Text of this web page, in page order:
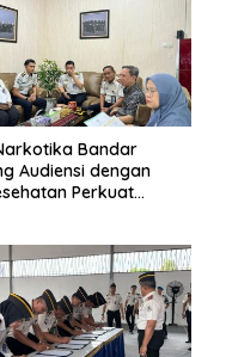
Bandar
Audiensi dengan
Perkuat